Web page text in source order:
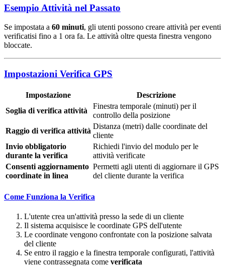
Esempio Attività nel Passato
Se impostata a 60 minuti, gli utenti possono creare attività per eventi
verificatisi fino a 1 ora fa. Le attività oltre questa finestra vengono
bloccate.
Impostazioni Verifica GPS
Impostazione
Descrizione
Soglia di verifica attività
Finestra temporale (minuti) per il
controllo della posizione
Raggio di verifica attività
Distanza (metri) dalle coordinate del
cliente
Invio obbligatorio
durante la verifica
Richiedi l'invio del modulo per le
attività verificate
Consenti aggiornamento
coordinate in linea
Permetti agli utenti di aggiornare il GPS
del cliente durante la verifica
Come Funziona la Verifica
L'utente crea un'attività presso la sede di un cliente
Il sistema acquisisce le coordinate GPS dell'utente
Le coordinate vengono confrontate con la posizione salvata
del cliente
Se entro il raggio e la finestra temporale configurati, l'attività
viene contrassegnata come verificata